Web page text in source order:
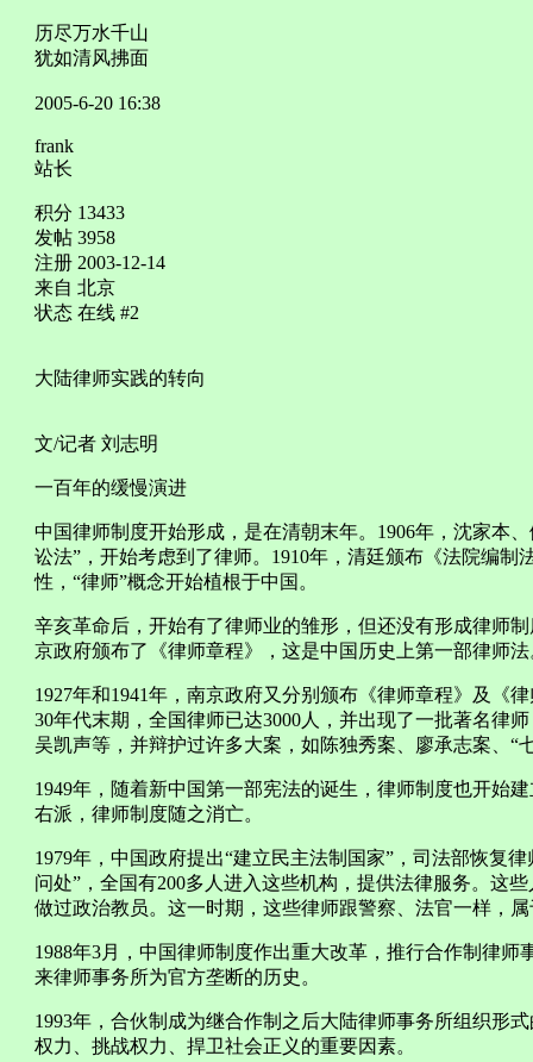
历尽万水千山
犹如清风拂面
2005-6-20 16:38
frank
站长
积分 13433
发帖 3958
注册 2003-12-14
来自 北京
状态 在线 #2
大陆律师实践的转向
文/记者 刘志明
一百年的缓慢演进
中国律师制度开始形成，是在清朝末年。1906年，沈家本
讼法”，开始考虑到了律师。1910年，清廷颁布《法院编制
性，“律师”概念开始植根于中国。
辛亥革命后，开始有了律师业的雏形，但还没有形成律师
京政府颁布了《律师章程》，这是中国历史上第一部律师法
1927年和1941年，南京政府又分别颁布《律师章程》及《
30年代末期，全国律师已达3000人，并出现了一批著名律
吴凯声等，并辩护过许多大案，如陈独秀案、廖承志案、“
1949年，随着新中国第一部宪法的诞生，律师制度也开始
右派，律师制度随之消亡。
1979年，中国政府提出“建立民主法制国家”，司法部恢复
问处”，全国有200多人进入这些机构，提供法律服务。这
做过政治教员。这一时期，这些律师跟警察、法官一样，
1988年3月，中国律师制度作出重大改革，推行合作制律师
来律师事务所为官方垄断的历史。
1993年，合伙制成为继合作制之后大陆律师事务所组织形
权力、挑战权力、捍卫社会正义的重要因素。